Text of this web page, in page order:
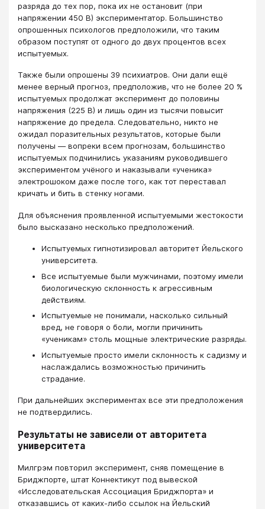
разряда до тех пор, пока их не остановит (при
напряжении 450 В) экспериментатор. Большинство
опрошенных психологов предположили, что таким
образом поступят от одного до двух процентов всех
испытуемых.
Также были опрошены 39 психиатров. Они дали ещё
менее верный прогноз, предположив, что не более 20 %
испытуемых продолжат эксперимент до половины
напряжения (225 В) и лишь один из тысячи повысит
напряжение до предела. Следовательно, никто не
ожидал поразительных результатов, которые были
получены — вопреки всем прогнозам, большинство
испытуемых подчинились указаниям руководившего
экспериментом учёного и наказывали «ученика»
электрошоком даже после того, как тот переставал
кричать и бить в стенку ногами.
Для объяснения проявленной испытуемыми жестокости
было высказано несколько предположений.
Испытуемых гипнотизировал авторитет Йельского
университета.
Все испытуемые были мужчинами, поэтому имели
биологическую склонность к агрессивным
действиям.
Испытуемые не понимали, насколько сильный
вред, не говоря о боли, могли причинить
«ученикам» столь мощные электрические разряды.
Испытуемые просто имели склонность к садизму и
наслаждались возможностью причинить
страдание.
При дальнейших экспериментах все эти предположения
не подтвердились.
Результаты не зависели от авторитета
университета
Милгрэм повторил эксперимент, сняв помещение в
Бриджпорте, штат Коннектикут под вывеской
«Исследовательская Ассоциация Бриджпорта» и
отказавшись от каких-либо ссылок на Йельский